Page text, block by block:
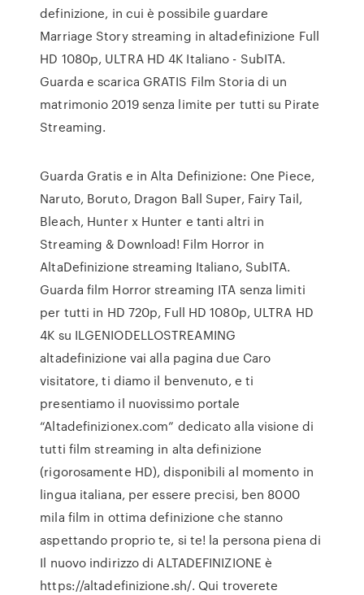
definizione, in cui è possibile guardare
Marriage Story streaming in altadefinizione Full
HD 1080p, ULTRA HD 4K Italiano - SubITA.
Guarda e scarica GRATIS Film Storia di un
matrimonio 2019 senza limite per tutti su Pirate
Streaming.
Guarda Gratis e in Alta Definizione: One Piece,
Naruto, Boruto, Dragon Ball Super, Fairy Tail,
Bleach, Hunter x Hunter e tanti altri in
Streaming & Download! Film Horror in
AltaDefinizione streaming Italiano, SubITA.
Guarda film Horror streaming ITA senza limiti
per tutti in HD 720p, Full HD 1080p, ULTRA HD
4K su ILGENIODELLOSTREAMING
altadefinizione vai alla pagina due Caro
visitatore, ti diamo il benvenuto, e ti
presentiamo il nuovissimo portale
“Altadefinizionex.com” dedicato alla visione di
tutti film streaming in alta definizione
(rigorosamente HD), disponibili al momento in
lingua italiana, per essere precisi, ben 8000
mila film in ottima definizione che stanno
aspettando proprio te, si te! la persona piena di
Il nuovo indirizzo di ALTADEFINIZIONE è
https://altadefinizione.sh/. Qui troverete